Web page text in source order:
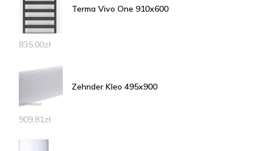
Terma Vivo One 910x600
835,00zł
Zehnder Kleo 495x900
909,81zł